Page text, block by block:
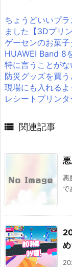
ちょうどいいプ
ました【3Dプリン
ゲーセンのお菓
HUAWEI Band 8
特に言うことがな
防災グッズを買
現場にも入れるよ
レシートプリン
 関連記事
悪
で